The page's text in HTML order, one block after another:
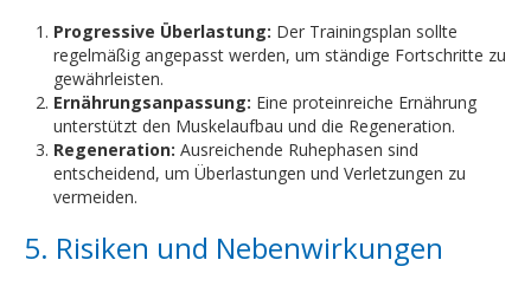
Progressive Überlastung: Der Trainingsplan sollte
regelmäßig angepasst werden, um ständige Fortschritte zu
gewährleisten.
Ernährungsanpassung: Eine proteinreiche Ernährung
unterstützt den Muskelaufbau und die Regeneration.
Regeneration: Ausreichende Ruhephasen sind
entscheidend, um Überlastungen und Verletzungen zu
vermeiden.
5. Risiken und Nebenwirkungen